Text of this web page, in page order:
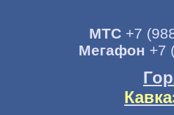
МТС+7
Мегафон +7